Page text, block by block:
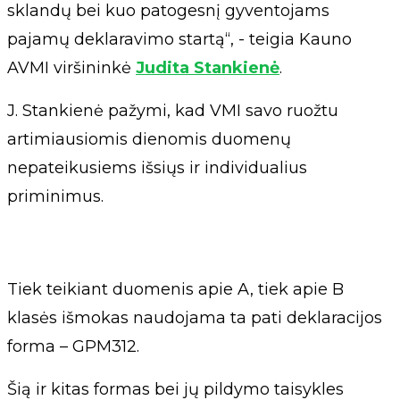
sklandų bei kuo patogesnį gyventojams
pajamų deklaravimo startą“, - teigia Kauno
AVMI viršininkė Judita Stankienė.
J. Stankienė pažymi, kad VMI savo ruožtu
artimiausiomis dienomis duomenų
nepateikusiems išsiųs ir individualius
priminimus.
Tiek teikiant duomenis apie A, tiek apie B
klasės išmokas naudojama ta pati deklaracijos
forma – GPM312.
Šią ir kitas formas bei jų pildymo taisykles